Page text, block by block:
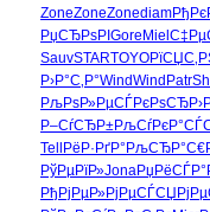
ZoneZoneZonediam
РџСЂРѕРІGoreMiel
SauvSTARTOYO
Р›Р°С‚Р°WindWindPatr
РљРѕР»РµСЃРєРѕСЂ
Р–СѓСЂР±РљСѓРєР°
TellРёР·РґР°РљСЂР°С€
РўРµРїР»JonaРџРёСЃР°
РђРјРµР»РјРµСЃСЏ